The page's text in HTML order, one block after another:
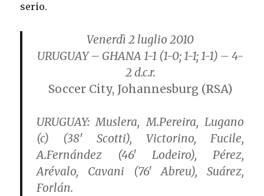
serio.
Venerdì 2 luglio 2010
URUGUAY – GHANA 1-1 (1-0; 1-1; 1-1) – 4-
2 d.c.r.
Soccer City, Johannesburg (RSA)
URUGUAY: Muslera, M.Pereira, Lugano
(c) (38′ Scotti), Victorino, Fucile,
A.Fernández (46′ Lodeiro), Pérez,
Arévalo, Cavani (76′ Abreu), Suárez,
Forlán.